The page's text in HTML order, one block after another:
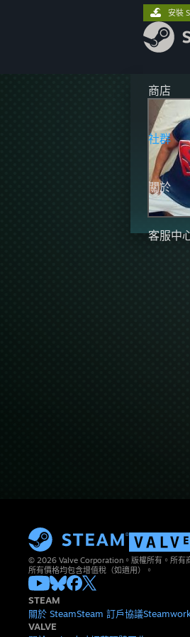
商店
社群
關於
客服中
安裝
© 2026 Valve Corporation。版權所有。所有
所有價格均包含增值稅（如適用）。
STEAM
關於 SteamSteam 訂戶協議
VALVE